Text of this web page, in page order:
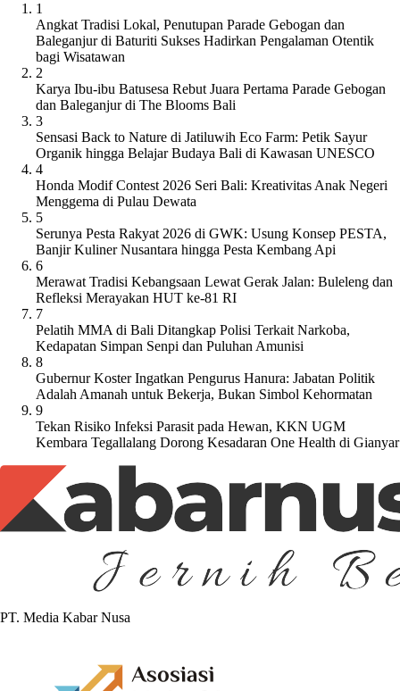
1
Angkat Tradisi Lokal, Penutupan Parade Gebogan dan
Baleganjur di Baturiti Sukses Hadirkan Pengalaman Otentik
bagi Wisatawan
2
Karya Ibu-ibu Batusesa Rebut Juara Pertama Parade Gebogan
dan Baleganjur di The Blooms Bali
3
Sensasi Back to Nature di Jatiluwih Eco Farm: Petik Sayur
Organik hingga Belajar Budaya Bali di Kawasan UNESCO
4
Honda Modif Contest 2026 Seri Bali: Kreativitas Anak Negeri
Menggema di Pulau Dewata
5
Serunya Pesta Rakyat 2026 di GWK: Usung Konsep PESTA,
Banjir Kuliner Nusantara hingga Pesta Kembang Api
6
Merawat Tradisi Kebangsaan Lewat Gerak Jalan: Buleleng dan
Refleksi Merayakan HUT ke-81 RI
7
Pelatih MMA di Bali Ditangkap Polisi Terkait Narkoba,
Kedapatan Simpan Senpi dan Puluhan Amunisi
8
Gubernur Koster Ingatkan Pengurus Hanura: Jabatan Politik
Adalah Amanah untuk Bekerja, Bukan Simbol Kehormatan
9
Tekan Risiko Infeksi Parasit pada Hewan, KKN UGM
Kembara Tegallalang Dorong Kesadaran One Health di Gianyar
PT. Media Kabar Nusa